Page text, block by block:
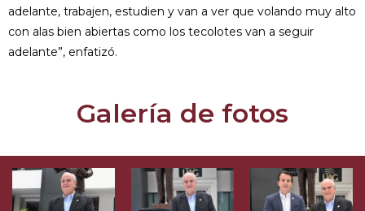
adelante, trabajen, estudien y van a ver que volando muy alto
con alas bien abiertas como los tecolotes van a seguir
adelante”, enfatizó.
Galería de fotos